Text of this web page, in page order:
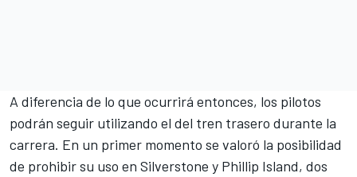
A diferencia de lo que ocurrirá entonces, los pilotos
podrán seguir utilizando el del tren trasero durante la
carrera. En un primer momento se valoró la posibilidad
de prohibir su uso en Silverstone y Phillip Island, dos